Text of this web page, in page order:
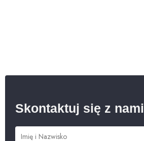
Skontaktuj się z nami